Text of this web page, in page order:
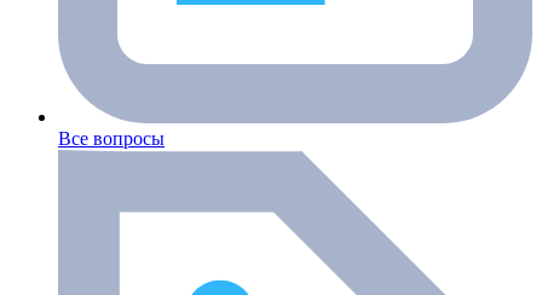
Все вопросы